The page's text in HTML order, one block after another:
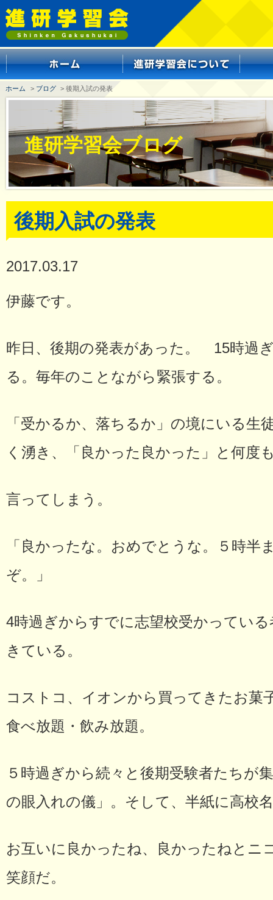
ホーム > ブログ > 後期入試の発表
進研学習会ブログ
後期入試の発表
2017.03.17
伊藤です。
昨日、後期の発表があった。 15時過
る。毎年のことながら緊張する。
「受かるか、落ちるか」の境にいる生
く湧き、「良かった良かった」と何度
言ってしまう。
「良かったな。おめでとうな。５時半
ぞ。」
4時過ぎからすでに志望校受かってい
きている。
コストコ、イオンから買ってきたお菓
食べ放題・飲み放題。
５時過ぎから続々と後期受験者たちが
の眼入れの儀」。そして、半紙に高校
お互いに良かったね、良かったねと
笑顔だ。